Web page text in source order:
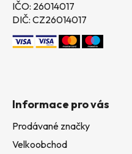
IČO: 26014017
DIČ: CZ26014017
Informace pro vás
Prodávané značky
Velkoobchod